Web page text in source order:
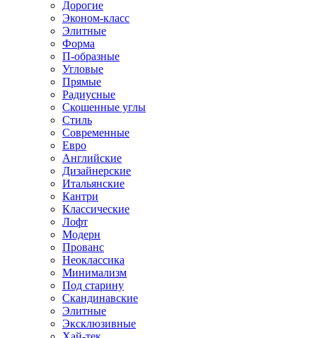
Дорогие
Эконом-класс
Элитные
Форма
П-образные
Угловые
Прямые
Радиусные
Скошенные углы
Стиль
Современные
Евро
Английские
Дизайнерские
Итальянские
Кантри
Классические
Лофт
Модерн
Прованс
Неоклассика
Минимализм
Под старину
Скандинавские
Элитные
Эксклюзивные